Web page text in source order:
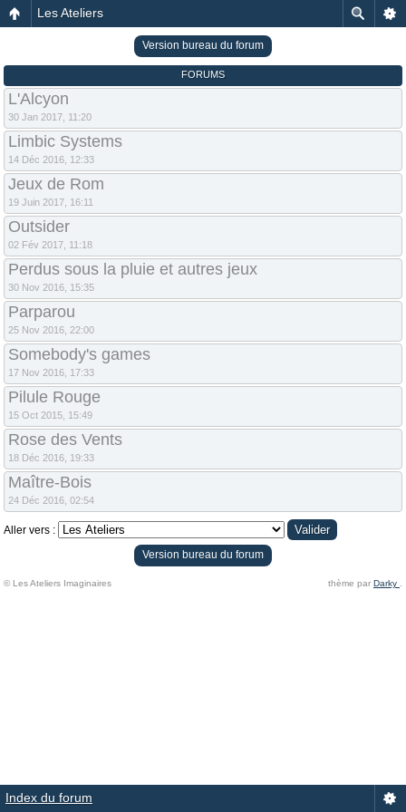
Les Ateliers
Version bureau du forum
FORUMS
L'Alcyon
30 Jan 2017, 11:20
Limbic Systems
14 Déc 2016, 12:33
Jeux de Rom
19 Juin 2017, 16:11
Outsider
02 Fév 2017, 11:18
Perdus sous la pluie et autres jeux
30 Nov 2016, 15:35
Parparou
25 Nov 2016, 22:00
Somebody's games
17 Nov 2016, 17:33
Pilule Rouge
15 Oct 2015, 15:49
Rose des Vents
18 Déc 2016, 19:33
Maître-Bois
24 Déc 2016, 02:54
Aller vers :
Version bureau du forum
© Les Ateliers Imaginaires thème par Darky
Index du forum